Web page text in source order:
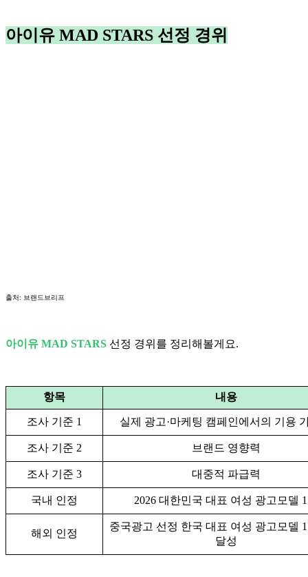
아이유 MAD STARS 선정 경위
출처: 브랜드브리프
아이유 MAD STARS 선정 경위를 정리해볼게요.
항목 내용
조사 기준 1 실제 광고·마케팅 캠페인에서의 기용
조사 기준 2 브랜드 영향력
조사 기준 3 대중적 파급력
국내 인정 2026 대한민국 대표 여성 광고모델
해외 인정
중국광고 선정 한국 대표 여성 광고모델
달성